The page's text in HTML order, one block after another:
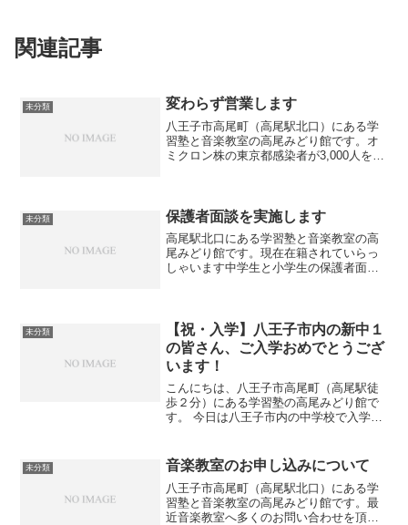
関連記事
未分類 変わらず営業します
八王子市高尾町（高尾駅北口）にある学
習塾と音楽教室の高尾みどり館です。オ
ミクロン株の東京都感染者が3,000人を超
いります。入り口で...
未分類 保護者面談を実施します
高尾駅北口にある学習塾と音楽教室の高
尾みどり館です。現在在籍されていらっ
しゃいます中学生と小学生の保護者面談
「ご家庭での学習の取り組み...
未分類
【祝・入学】八王子市内の新中１
の皆さん、ご入学おめでとうござ
います！
こんにちは、八王子市高尾町（高尾駅徒
歩２分）にある学習塾の高尾みどり館で
す。 今日は八王子市内の中学校で入学式
めでとうございます！駅の周辺でも、少
し大きめの制服に身を...
未分類 音楽教室のお申し込みについて
八王子市高尾町（高尾駅北口）にある学
習塾と音楽教室の高尾みどり館です。最
近音楽教室へ多くのお問い合わせを頂い